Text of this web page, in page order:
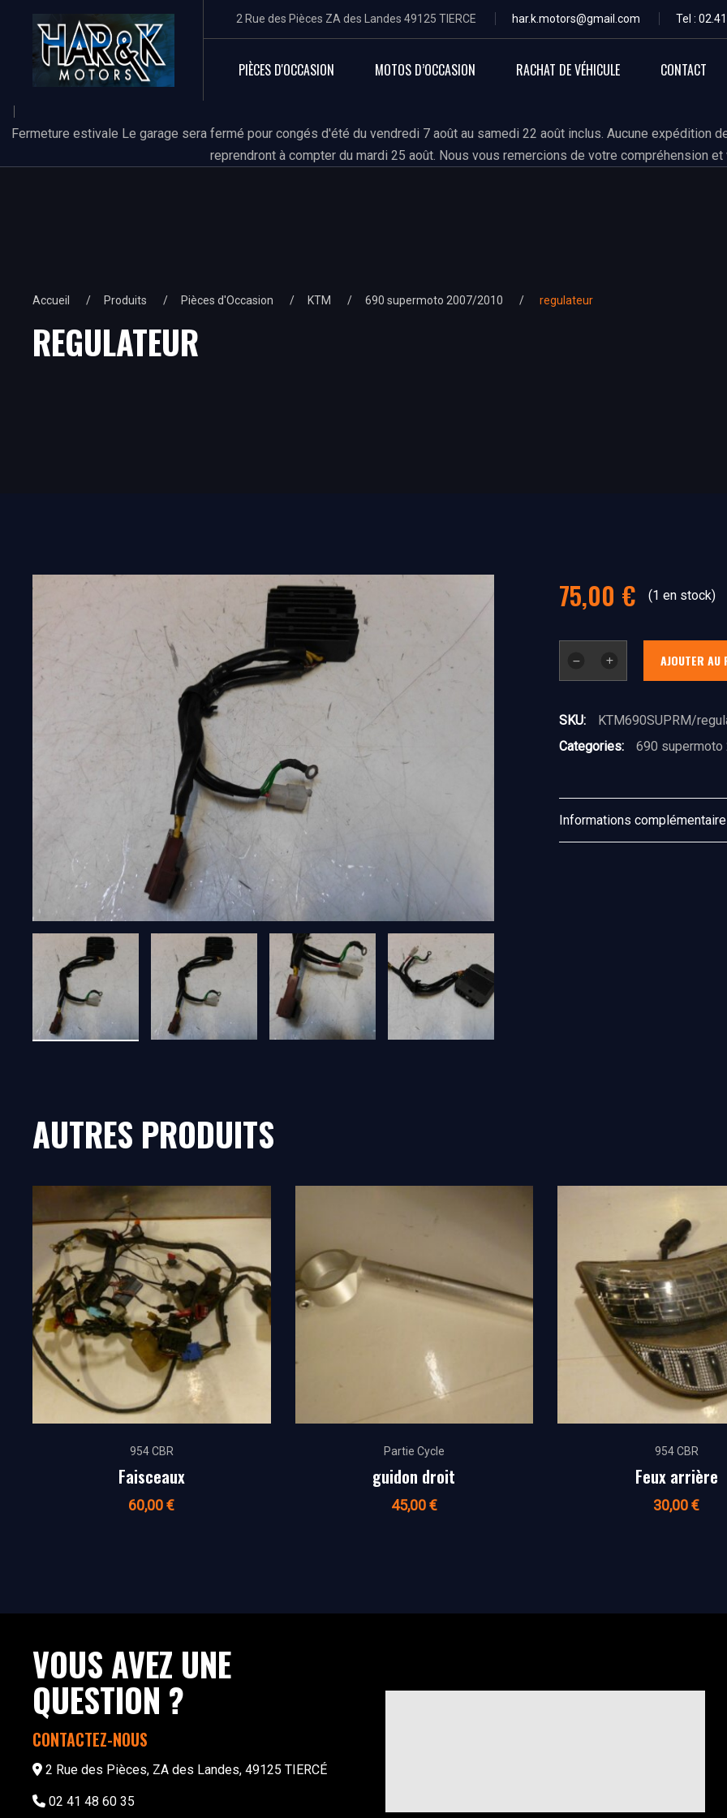
2 Rue des Pièces ZA des Landes 49125 TIERCE har.k.motors@gmail.com Tel :
PIÈCES D'OCCASION MOTOS D’OCCASION RACHAT DE VÉHICULE CONTACT
Fermeture estivale Le garage sera fermé pour congés d'été du vendredi 7 août au samedi 22 août inclus. Aucune
reprendront à compter du mardi 25 août. Nous vous remercions de votre compréhension
Accueil Produits Pièces d'Occasion KTM 690 supermoto 2007/2010 regulateur
REGULATEUR
75,00 € (1 en stock)
AJOUTER AU
SKU:
KTM690SUPRM/
Categories:
690
Informations
AUTRES PRODUITS
954 CBR
Faisceaux
60,00€
Partie Cycle
guidon droit
45,00€
954 CBR
Feux arrière
30,00€
VOUS AVEZ UNE
QUESTION ?
CONTACTEZ-NOUS
2 Rue des Pièces, ZA des Landes, 49125 TIERCÉ
02 41 48 60 35